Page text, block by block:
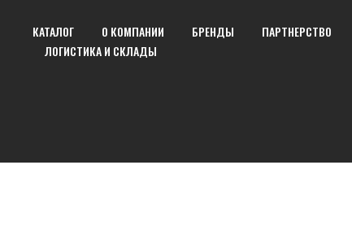
КАТАЛОГ О КОМПАНИИ БРЕНДЫ
ПАРТНЕРСТВО
ЛОГИСТИКА И СКЛАДЫ